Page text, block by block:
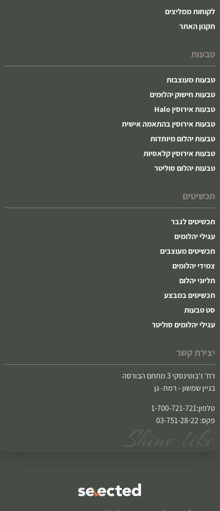
לקוחות ממליצים
תקנון האתר
טבעות
טבעות מעוצבות
טבעות חישוק יהלומים
טבעות אירוסין Halo
טבעות אירוסין בהתאמה אישית
טבעות יהלום מיוחדות
טבעות אירוסין קלאסיות
טבעות יהלום סוליטר
תכשיטים
תכשיטים לגבר
עגילי יהלומים
תכשיטים מעוצבים
צמידי יהלומים
תליוני יהלום
תכשיטים במבצע
סט טבעות
עגילי יהלומים סוליטר
יצירת קשר
רח' ז'בוטינסקי 3 מתחם הבורסה
בניין שמשון - רמת- גן
טלפון:1-700-721-721
פקס: 03-751-28-22